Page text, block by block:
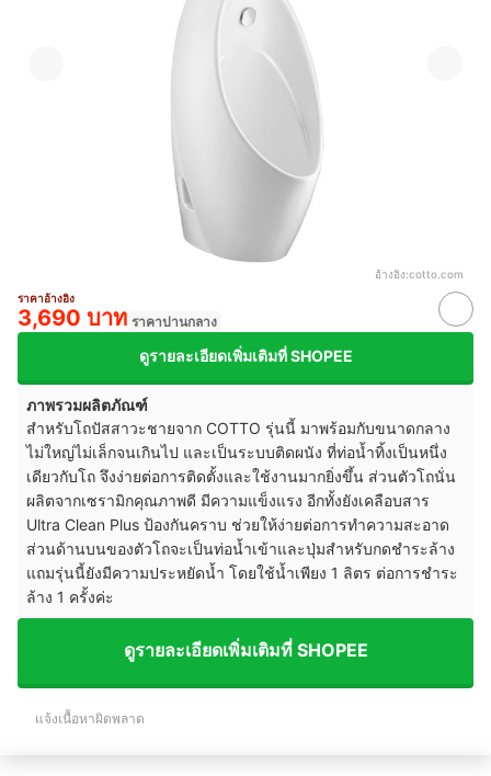
อ้างอิง:cotto.com
ราคาอ้างอิง
3,690 บาท ราคาปานกลาง
ดูรายละเอียดเพิ่มเติมที่ SHOPEE
ภาพรวมผลิตภัณฑ์
สำหรับโถปัสสาวะชายจาก COTTO รุ่นนี้ มาพร้อมกับขนาดกลาง
ไม่ใหญ่ไม่เล็กจนเกินไป และเป็นระบบติดผนัง ที่ท่อน้ำทิ้งเป็นหนึ่ง
เดียวกับโถ จึงง่ายต่อการติดตั้งและใช้งานมากยิ่งขึ้น ส่วนตัวโถนั่น
ผลิตจากเซรามิกคุณภาพดี มีความแข็งแรง อีกทั้งยังเคลือบสาร
Ultra Clean Plus ป้องกันคราบ ช่วยให้ง่ายต่อการทำความสะอาด
ส่วนด้านบนของตัวโถจะเป็นท่อน้ำเข้าและปุ่มสำหรับกดชำระล้าง
แถมรุ่นนี้ยังมีความประหยัดน้ำ โดยใช้น้ำเพียง 1 ลิตร ต่อการชำระ
ล้าง 1 ครั้งค่ะ
ดูรายละเอียดเพิ่มเติมที่ SHOPEE
แจ้งเนื้อหาผิดพลาด